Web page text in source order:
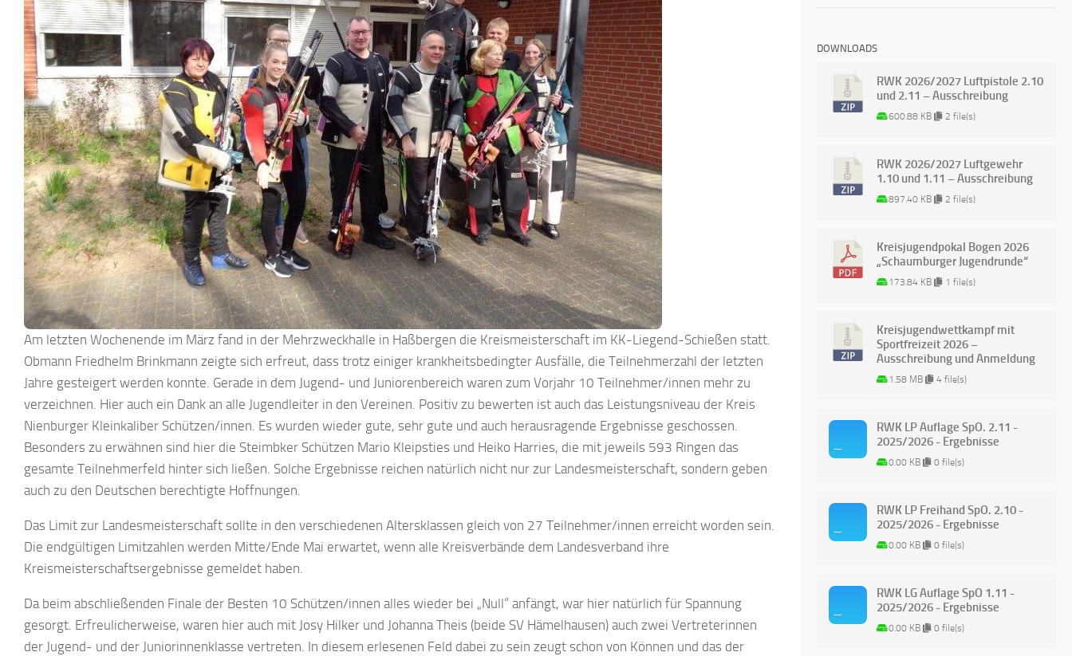
Am letzten Wochenende im März fand in der Mehrzweckhalle in Haßbergen die Kreismeisterschaft im KK-Liegend-Schießen statt.
Obmann Friedhelm Brinkmann zeigte sich erfreut, dass trotz einiger krankheitsbedingter Ausfälle, die Teilnehmerzahl der letzten
Jahre gesteigert werden konnte. Gerade in dem Jugend- und Juniorenbereich waren zum Vorjahr 10 Teilnehmer/innen mehr zu
verzeichnen. Hier auch ein Dank an alle Jugendleiter in den Vereinen. Positiv zu bewerten ist auch das Leistungsniveau der Kreis
Nienburger Kleinkaliber Schützen/innen. Es wurden wieder gute, sehr gute und auch herausragende Ergebnisse geschossen.
Besonders zu erwähnen sind hier die Steimbker Schützen Mario Kleipsties und Heiko Harries, die mit jeweils 593 Ringen das
gesamte Teilnehmerfeld hinter sich ließen. Solche Ergebnisse reichen natürlich nicht nur zur Landesmeisterschaft, sondern geben
auch zu den Deutschen berechtigte Hoffnungen.
Das Limit zur Landesmeisterschaft sollte in den verschiedenen Altersklassen gleich von 27 Teilnehmer/innen erreicht worden sein.
Die endgültigen Limitzahlen werden Mitte/Ende Mai erwartet, wenn alle Kreisverbände dem Landesverband ihre
Kreismeisterschaftsergebnisse gemeldet haben.
Da beim abschließenden Finale der Besten 10 Schützen/innen alles wieder bei „Null“ anfängt, war hier natürlich für Spannung
gesorgt. Erfreulicherweise, waren hier auch mit Josy Hilker und Johanna Theis (beide SV Hämelhausen) auch zwei Vertreterinnen
der Jugend- und der Juniorinnenklasse vertreten. In diesem erlesenen Feld dabei zu sein zeugt schon von Können und das der
DOWNLOADS
RWK 2026/2027 Luftpistole 2.10
und 2.11 – Ausschreibung
600.88 KB 2 file(s)
RWK 2026/2027 Luftgewehr
1.10 und 1.11 – Ausschreibung
897.40 KB 2 file(s)
Kreisjugendpokal Bogen 2026
„Schaumburger Jugendrunde“
173.84 KB 1 file(s)
Kreisjugendwettkampf mit
Sportfreizeit 2026 –
Ausschreibung und Anmeldung
1.58 MB 4 file(s)
RWK LP Auflage SpO. 2.11 -
2025/2026 - Ergebnisse
0.00 KB 0 file(s)
RWK LP Freihand SpO. 2.10 -
2025/2026 - Ergebnisse
0.00 KB 0 file(s)
RWK LG Auflage SpO 1.11 -
2025/2026 - Ergebnisse
0.00 KB 0 file(s)